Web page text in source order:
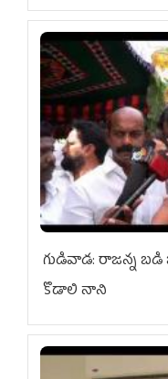
గుడివాడ: రాజన్న బడి
కొడాలి నాని